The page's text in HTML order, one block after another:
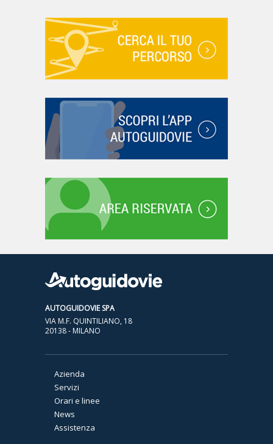
AUTOGUIDOVIE SPA
VIA M.F. QUINTILIANO, 18
20138 - MILANO
Azienda
Servizi
Orari e linee
News
Assistenza